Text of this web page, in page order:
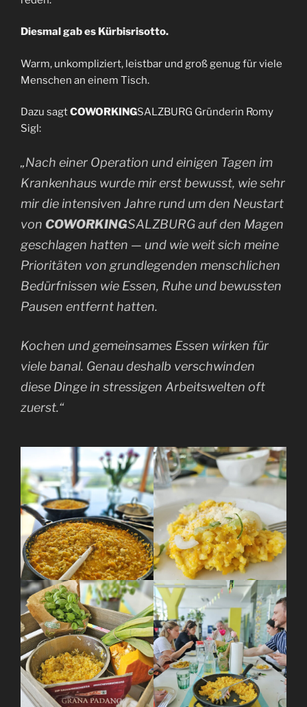
Diesmal gab es Kürbisrisotto.
Warm, unkompliziert, leistbar und groß genug für viele
Menschen an einem Tisch.
Dazu sagtCOWORKINGSALZBURG Gründerin Romy
Sigl:
„Nach einer Operation und einigen Tagen im
Krankenhaus wurde mir erst bewusst, wie sehr
mir die intensiven Jahre rund um den Neustart
von COWORKINGSALZBURG auf den Magen
geschlagen hatten — und wie weit sich meine
Prioritäten von grundlegenden menschlichen
Bedürfnissen wie Essen, Ruhe und bewussten
Pausen entfernt hatten.
Kochen und gemeinsames Essen wirken für
viele banal. Genau deshalb verschwinden
diese Dinge in stressigen Arbeitswelten oft
zuerst.“